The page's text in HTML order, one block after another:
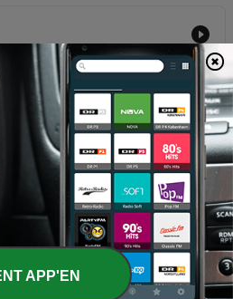
”Annars får det vara”
till Visby igen"
ha kul”
APP'EN